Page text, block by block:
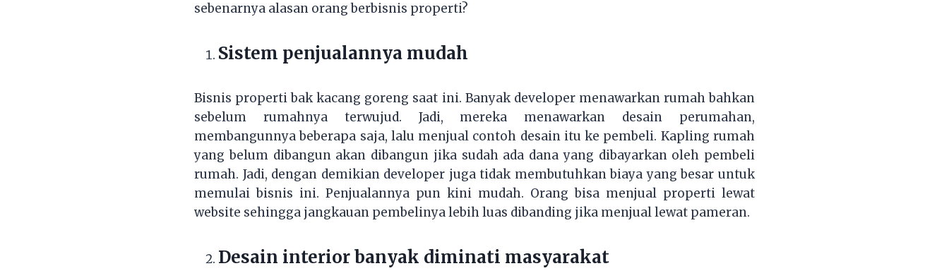
sebenarnya alasan orang berbisnis properti?
Sistem penjualannya mudah
Bisnis properti bak kacang goreng saat ini. Banyak developer menawarkan rumah bahkan
sebelum rumahnya terwujud. Jadi, mereka menawarkan desain perumahan,
membangunnya beberapa saja, lalu menjual contoh desain itu ke pembeli. Kapling rumah
yang belum dibangun akan dibangun jika sudah ada dana yang dibayarkan oleh pembeli
rumah. Jadi, dengan demikian developer juga tidak membutuhkan biaya yang besar untuk
memulai bisnis ini. Penjualannya pun kini mudah. Orang bisa menjual properti lewat
website sehingga jangkauan pembelinya lebih luas dibanding jika menjual lewat pameran.
Desain interior banyak diminati masyarakat